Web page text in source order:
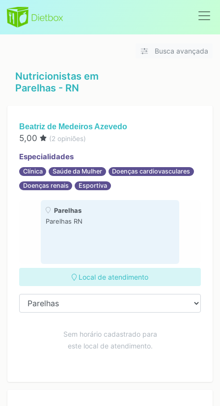
Busca avançada
Nutricionistas em
Parelhas - RN
Beatriz de Medeiros Azevedo
5,00 (2 opiniões)
Especialidades
Clínica Saúde da Mulher
Doenças cardiovasculares
Doenças renais
Esportiva
Parelhas
Parelhas RN
Local de atendimento
Sem horário cadastrado para
este local de atendimento.